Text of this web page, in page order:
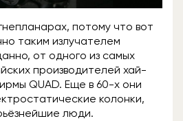
потому что вот
таким излучателем
от одного из самых
производителей хай-
QUAD. Еще в 60-х они
колонки,
люди.